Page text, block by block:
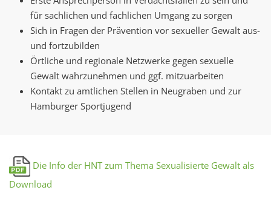
für sachlichen und fachlichen Umgang zu sorgen
Sich in Fragen der Prävention vor sexueller Gewalt aus-
und fortzubilden
Örtliche und regionale Netzwerke gegen sexuelle
Gewalt wahrzunehmen und ggf. mitzuarbeiten
Kontakt zu amtlichen Stellen in Neugraben und zur
Hamburger Sportjugend
Die Info der HNT zum Thema Sexualisierte Gewalt als
Download